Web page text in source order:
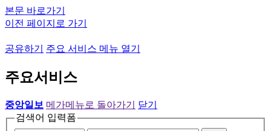
본문 바로가기
이전 페이지로 가기
공유하기 주요 서비스 메뉴 열기
주요서비스
중앙일보 메가메뉴로 돌아가기
닫기
검색어 입력폼